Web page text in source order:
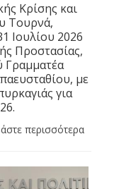
Κρίσης και
Τουρνά,
Ιουλίου 2026
Προστασίας,
Γραμματέα
με
για
περισσότερα